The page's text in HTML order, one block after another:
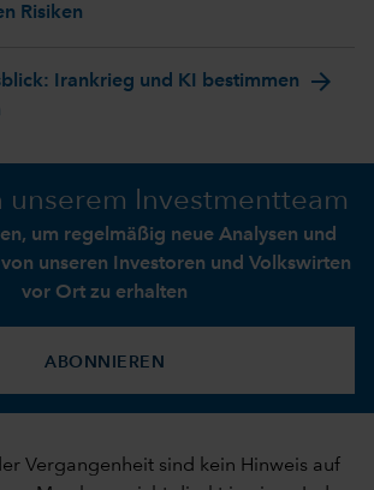
Risiken
Irankrieg und KI bestimmen
arrow_forward
unserem Investmentteam
um regelmäßig neue Analysen und
unseren Investoren und Volkswirten
vor Ort zu erhalten
ABONNIEREN
Vergangenheit sind kein Hinweis auf